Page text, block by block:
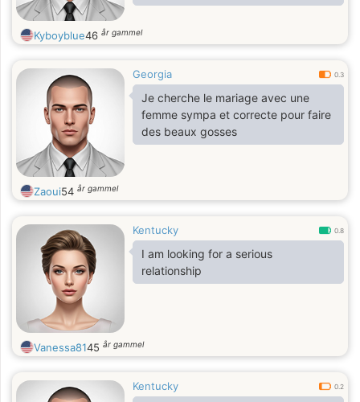
Kyboyblue46 år gammel
Georgia 0.3
Je cherche le mariage avec une
femme sympa et correcte pour faire
des beaux gosses
Zaoui54 år gammel
Kentucky 0.8
I am looking for a serious
relationship
Vanessa8145 år gammel
Kentucky 0.2